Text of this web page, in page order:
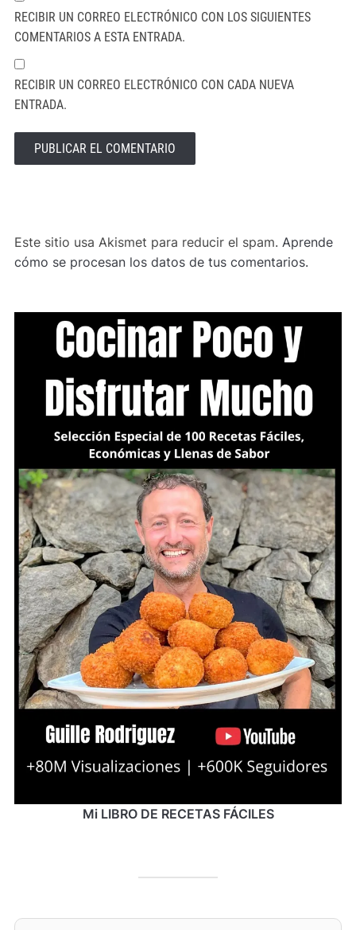
RECIBIR UN CORREO ELECTRÓNICO CON LOS SIGUIENTES
COMENTARIOS A ESTA ENTRADA.
RECIBIR UN CORREO ELECTRÓNICO CON CADA NUEVA
ENTRADA.
Este sitio usa Akismet para reducir el spam. Aprende
cómo se procesan los datos de tus comentarios.
Mi LIBRO DE RECETAS FÁCILES